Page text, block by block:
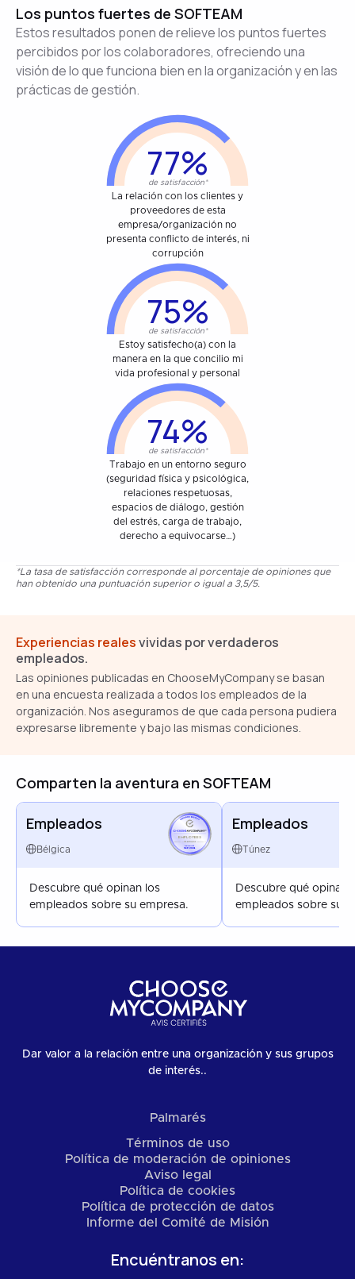
Los puntos fuertes de SOFTEAM
Estos resultados ponen de relieve los puntos fuertes
percibidos por los colaboradores, ofreciendo una
visión de lo que funciona bien en la organización y en las
prácticas de gestión.
77%
de satisfacción*
La relación con los clientes y
proveedores de esta
empresa/organización no
presenta conflicto de interés, ni
corrupción
75%
de satisfacción*
Estoy satisfecho(a) con la
manera en la que concilio mi
vida profesional y personal
74%
de satisfacción*
Trabajo en un entorno seguro
(seguridad física y psicológica,
relaciones respetuosas,
espacios de diálogo, gestión
del estrés, carga de trabajo,
derecho a equivocarse…)
*La tasa de satisfacción corresponde al porcentaje de opiniones que
han obtenido una puntuación superior o igual a 3,5/5.
Experiencias realesvividas por verdaderos
empleados.
Las opiniones publicadas en ChooseMyCompany se basan
en una encuesta realizada a todos los empleados de la
organización. Nos aseguramos de que cada persona pudiera
expresarse libremente y bajo las mismas condiciones.
Comparten la aventura en SOFTEAM
Empleados
Bélgica
EMPLOYEES
BELGIUM
SEP 2024
Descubre qué opinan los
empleados sobre su empresa.
Empleados
Túnez
Descubre qué opinan
empleados sobre su
Dar valor a la relación entre una organización y sus grupos
de interés..
Palmarés
Términos de uso
Política de moderación de opiniones
Aviso legal
Política de cookies
Política de protección de datos
Informe del Comité de Misión
Encuéntranos en: